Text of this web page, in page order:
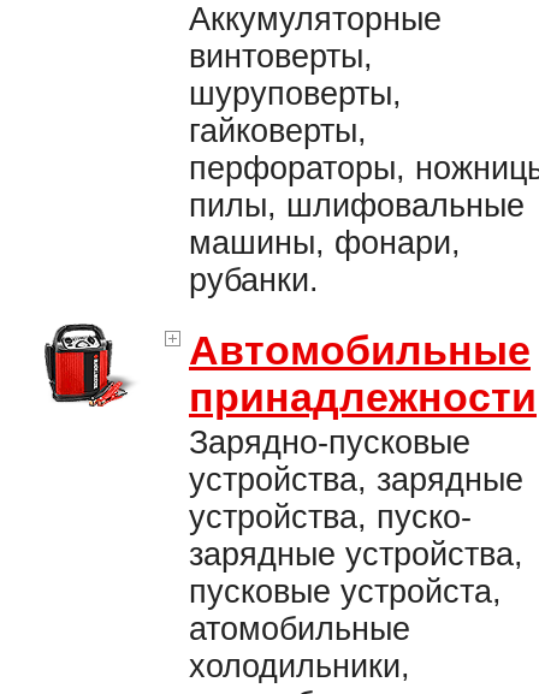
Аккумуляторные
винтоверты,
шуруповерты,
гайковерты,
перфораторы,
пилы, шлифовальные
машины, фонари,
рубанки.
Автомобильные
принадлежности
Зарядно-пусковые
устройства, зарядные
устройства, пуско-
зарядные устройства,
пусковые устройста,
атомобильные
холодильники,